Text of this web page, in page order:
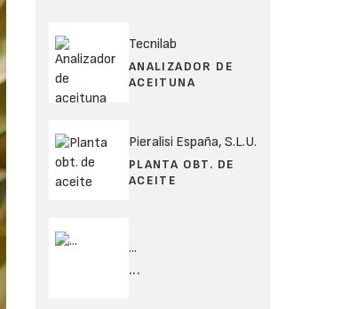
Tecnilab
ANALIZADOR DE
ACEITUNA
Pieralisi España, S.L.U.
PLANTA OBT. DE
ACEITE
...
...